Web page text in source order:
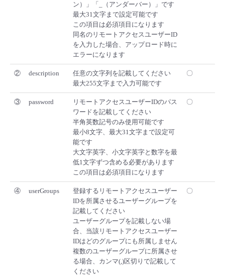
ン）」「_（アンダーバー）」です
最大31文字まで設定可能です
この項目は必須項目になります
同名のリモートアクセスユーザーID
を入力した場合、アップロード時に
エラーになります
② description
任意の文字列を記載してください
最大255文字まで入力可能です
〇
③ password
リモートアクセスユーザーIDのパス
ワードを記載してください
半角英数記号のみ使用可能です
最小8文字、最大31文字まで設定可
能です
大文字英字、小文字英字と数字を最
低1文字ずつ含める必要があります
この項目は必須項目になります
〇
④ userGroups
登録するリモートアクセスユーザー
IDを所属させるユーザーグループを
記載してください
ユーザーグループを記載しない場
合、当該リモートアクセスユーザー
IDはどのグループにも所属しません
複数のユーザーグループに所属させ
る場合、カンマ(,)区切りで記載して
ください
〇